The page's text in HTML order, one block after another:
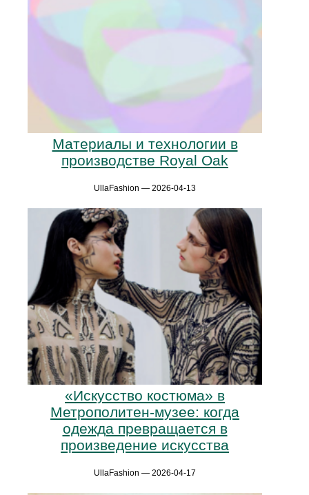
Материалы и технологии в
производстве Royal Oak
UllaFashion — 2026-04-13
«Искусство костюма» в
Метрополитен-музее: когда
одежда превращается в
произведение искусства
UllaFashion — 2026-04-17